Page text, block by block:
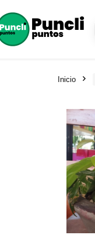
Inicio